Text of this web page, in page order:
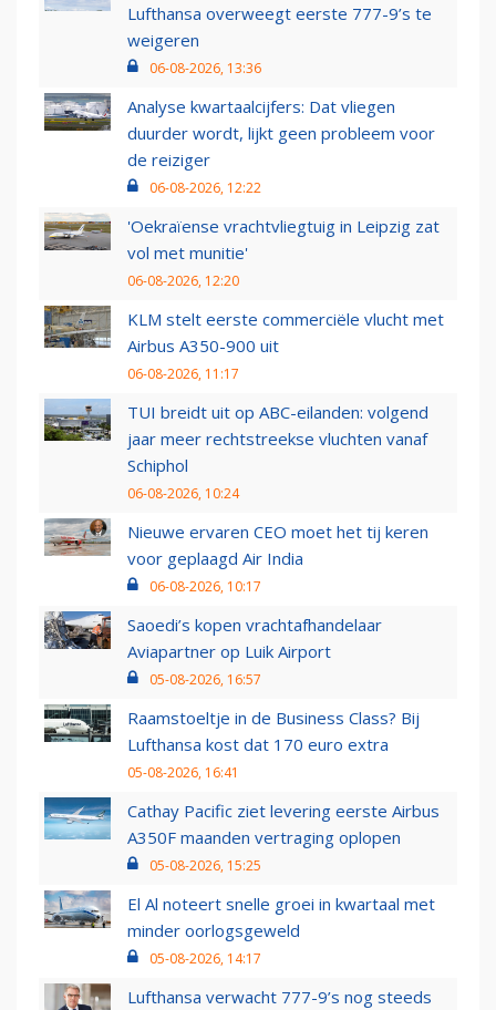
Lufthansa overweegt eerste 777-9’s te
weigeren
06-08-2026, 13:36
Analyse kwartaalcijfers: Dat vliegen
duurder wordt, lijkt geen probleem voor
de reiziger
06-08-2026, 12:22
'Oekraïense vrachtvliegtuig in Leipzig zat
vol met munitie'
06-08-2026, 12:20
KLM stelt eerste commerciële vlucht met
Airbus A350-900 uit
06-08-2026, 11:17
TUI breidt uit op ABC-eilanden: volgend
jaar meer rechtstreekse vluchten vanaf
Schiphol
06-08-2026, 10:24
Nieuwe ervaren CEO moet het tij keren
voor geplaagd Air India
06-08-2026, 10:17
Saoedi’s kopen vrachtafhandelaar
Aviapartner op Luik Airport
05-08-2026, 16:57
Raamstoeltje in de Business Class? Bij
Lufthansa kost dat 170 euro extra
05-08-2026, 16:41
Cathay Pacific ziet levering eerste Airbus
A350F maanden vertraging oplopen
05-08-2026, 15:25
El Al noteert snelle groei in kwartaal met
minder oorlogsgeweld
05-08-2026, 14:17
Lufthansa verwacht 777-9’s nog steeds